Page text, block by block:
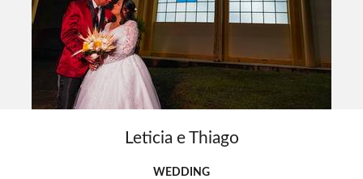
Leticia e Thiago
WEDDING